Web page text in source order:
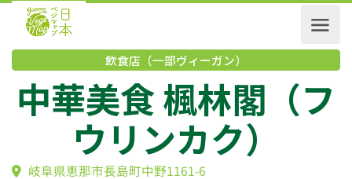
飲食店（一部ヴィーガン）
中華美食 楓林閣（
ウリンカク）